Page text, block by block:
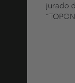
jurado